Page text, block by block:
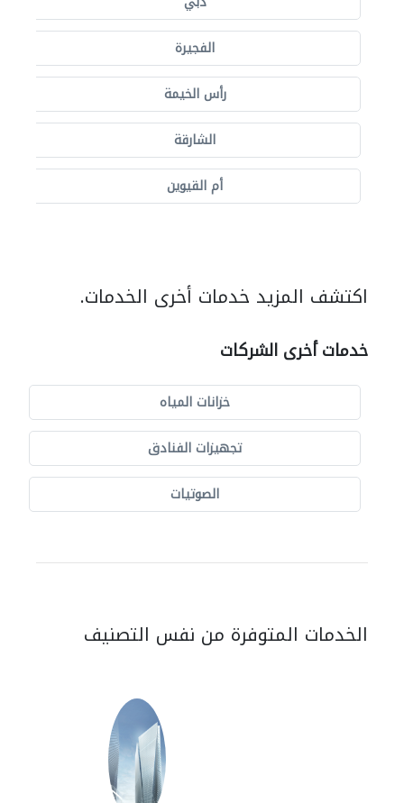
الفجيرة
رأس الخيمة
الشارقة
أم القيوين
اكتشف المزيد خدمات أخرى الخدمات.
خدمات أخرى الشركات
خزانات المياه
تجهيزات الفنادق
الصوتيات
الخدمات المتوفرة من نفس التصنيف